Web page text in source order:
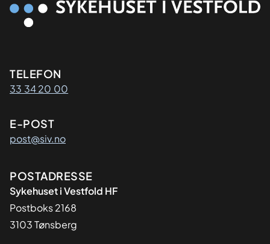
Kontaktinformasjon
TELEFON
33 34 20 00
E-POST
post@siv.no
Adresse
POSTADRESSE
Sykehuset i Vestfold HF
Postboks 2168
3103 Tønsberg